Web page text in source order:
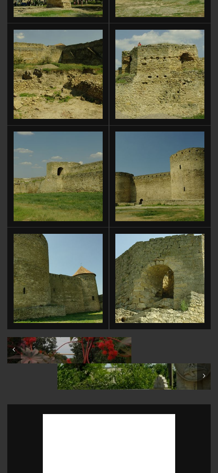
Ukraine: Zhovten: Family shots
Ukraine: Pontic Olbia archaeological site